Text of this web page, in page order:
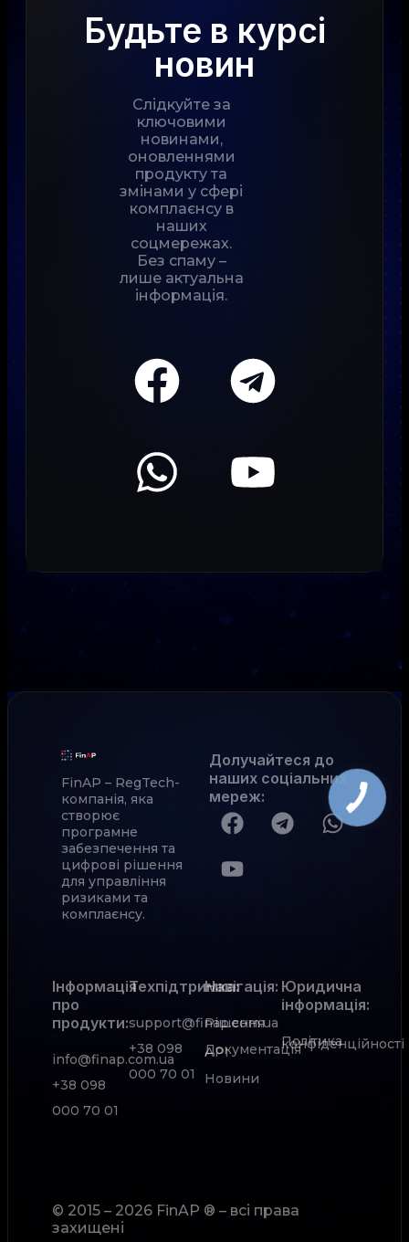
Будьте в курсі
новин
Слідкуйте за
ключовими
новинами,
оновленнями
продукту та
змінами у сфері
комплаєнсу в
наших
соцмережах.
Без спаму –
лише актуальна
інформація.
FinAP – RegTech-
компанія, яка
створює
програмне
забезпечення та
цифрові рішення
для управління
ризиками та
комплаєнсу.
Долучайтеся до
наших соціальних
мереж:
Інформація
про
продукти:
info@finap.com.ua
+38 098
000 70 01
Техпідтримка:
support@finap.com.ua
+38 098
000 70 01
Рішення
Документація
АРІ
Новини
Навігація: Юридична
інформація:
Політика
конфіденційності
© 2015 – 2026 FinAP ® – всі права
захищені